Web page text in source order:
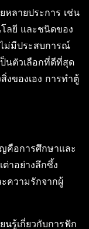
หลายประการ เช่น
ลยี และชนิดของ
ม่มีประสบการณ์
นตัวเลือกที่ดีที่สุด
ของเอง การทำตู้
คือการศึกษาและ
ต่าอย่างลึกซึ้ง
ะความรักจากผู้
รู้เกี่ยวกับการฟัก